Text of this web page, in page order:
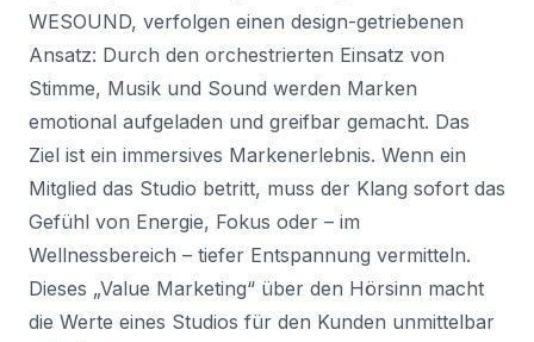
WESOUND, verfolgen einen design-getriebenen
Ansatz: Durch den orchestrierten Einsatz von
Stimme, Musik und Sound werden Marken
emotional aufgeladen und greifbar gemacht. Das
Ziel ist ein immersives Markenerlebnis. Wenn ein
Mitglied das Studio betritt, muss der Klang sofort das
Gefühl von Energie, Fokus oder – im
Wellnessbereich – tiefer Entspannung vermitteln.
Dieses „Value Marketing“ über den Hörsinn macht
die Werte eines Studios für den Kunden unmittelbar